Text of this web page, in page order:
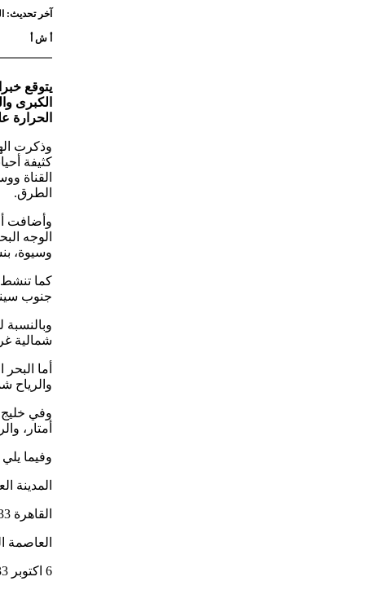
آخر تحديث: الجمعة 29 مايو 2026 -
أ ش أ
يتوقع
الكبرى
الحرارة
وذكرت
كثيفة
القناة
الطرق.
وأضافت
الوجه
وسيوة،
كما تنشط
جنوب
شمالية
والرياح
أمتار،
وفيما
المدينة
القاهرة 33 21
العاصمة
6 اكتوبر 33 19